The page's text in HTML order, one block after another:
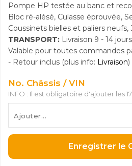
Pompe HP testée au banc et
Bloc ré-alésé, Culasse éprouvée,
Coussinets bielles et paliers
TRANSPORT: Livraison 9 - 14
Valable pour toutes commandes
- Retour inclus (plus info: Livraison)
No. Châssis / VIN
INFO : Il est obligatoire d'ajouter les
Enregistrer le